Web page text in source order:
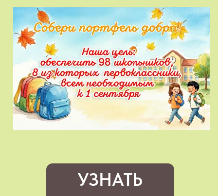
УЗНАТЬ
РУКА ПОМОЩИ
Проект реализуется в рамках
НАШИ ПРОЕКТЫ